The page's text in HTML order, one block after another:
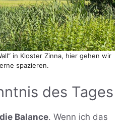
in Kloster Zinna, hier gehen wir
spazieren.
des Tages
die Balance. Wenn ich das